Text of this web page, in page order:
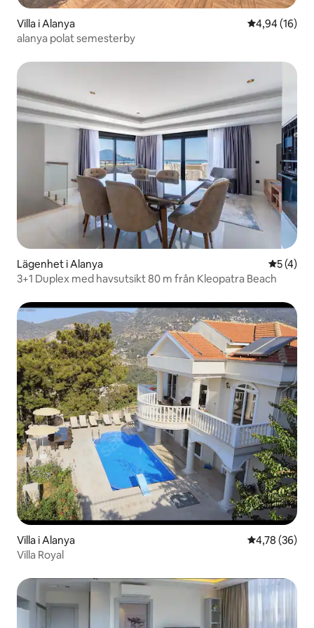
Villa i Alanya 4,94 av 5 i
4,94 (16)
alanya polat semesterby
Lägenhet i Alanya 5 av 5 i
5 (4)
3+1 Duplex med havsutsikt 80 m från Kleopatra Beach
Villa i Alanya 4,78 av 5 i
4,78 (36)
Villa Royal